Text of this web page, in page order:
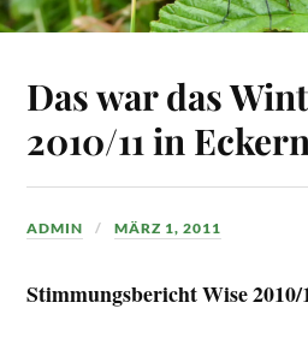
Das war das
2010/11 in
ADMIN MÄRZ 1, 2011
Stimmungsbericht Wise 2010/